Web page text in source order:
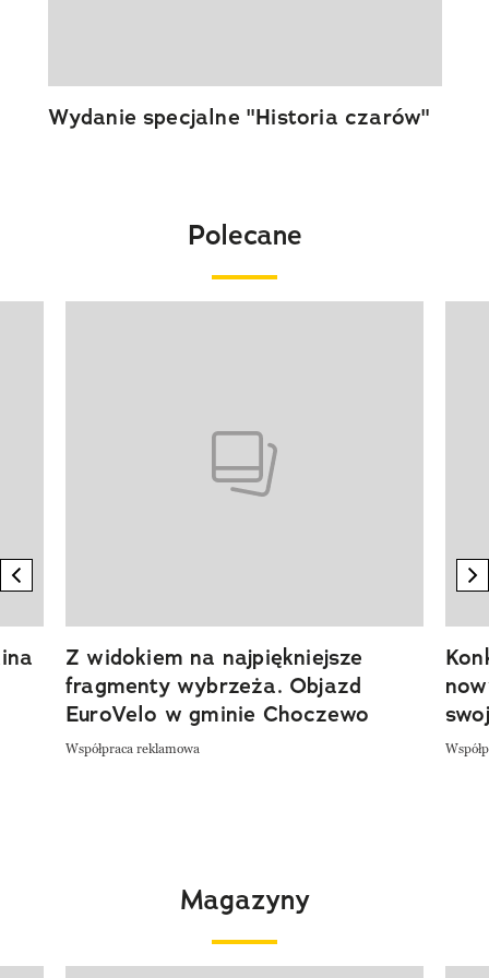
Wydanie specjalne "Historia czarów"
Polecane
previous element
Z widokiem na najpiękniejsze
fragmenty wybrzeża. Objazd
EuroVelo w gminie Choczewo
Współpraca reklamowa
Magazyny